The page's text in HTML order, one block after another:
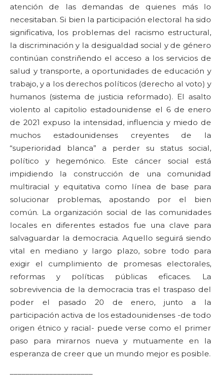
atención de las demandas de quienes más lo
necesitaban. Si bien la participación electoral ha sido
significativa, los problemas del racismo estructural,
la discriminación y la desigualdad social y de género
continúan constriñendo el acceso a los servicios de
salud y transporte, a oportunidades de educación y
trabajo, y a los derechos políticos (derecho al voto) y
humanos (sistema de justicia reformado). El asalto
violento al capitolio estadounidense el 6 de enero
de 2021 expuso la intensidad, influencia y miedo de
muchos estadounidenses creyentes de la
“superioridad blanca” a perder su status social,
político y hegemónico. Este cáncer social está
impidiendo la construcción de una comunidad
multiracial y equitativa como línea de base para
solucionar problemas, apostando por el bien
común. La organización social de las comunidades
locales en diferentes estados fue una clave para
salvaguardar la democracia. Aquello seguirá siendo
vital en mediano y largo plazo, sobre todo para
exigir el cumplimiento de promesas electorales,
reformas y políticas públicas eficaces. La
sobrevivencia de la democracia tras el traspaso del
poder el pasado 20 de enero, junto a la
participación activa de los estadounidenses -de todo
origen étnico y racial- puede verse como el primer
paso para mirarnos nueva y mutuamente en la
esperanza de creer que un mundo mejor es posible.